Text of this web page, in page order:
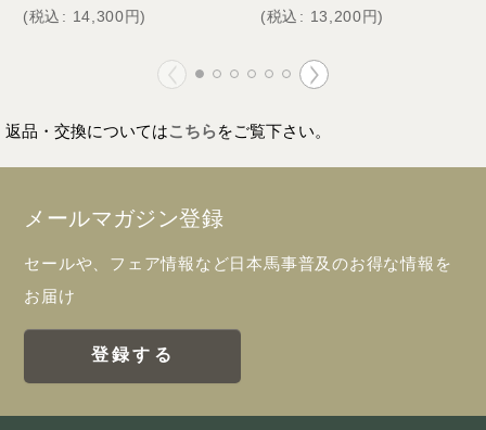
(税込 : 14,300円)
(税込 : 13,200円)
返品・交換についてはこちらをご覧下さい。
メールマガジン登録
セールや、フェア情報など日本馬事普及のお得な情報を
お届け
登録する